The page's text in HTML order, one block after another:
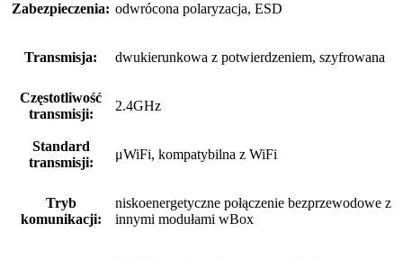
Zabezpieczenia: odwrócona polaryzacja, ESD
Transmisja: dwukierunkowa z potwierdzeniem, szyfrowana
Częstotliwość
transmisji:
2.4GHz
Standard
transmisji:
μWiFi, kompatybilna z WiFi
Tryb
komunikacji:
niskoenergetyczne połączenie bezprzewodowe z
innymi modułami wBox